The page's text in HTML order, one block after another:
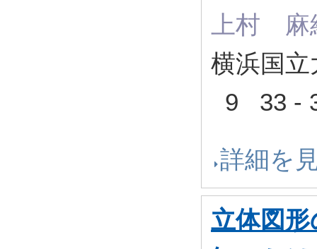
上村
横浜国
9 33 -
詳細を
立体図